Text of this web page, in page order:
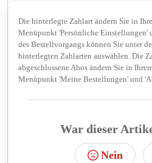
Die hinterlegte Zahlart ändern Sie in
Menüpunkt 'Persönliche Einstellungen'
des Bestellvorgangs können Sie unter
hinterlegten Zahlarten auswählen. Die
abgeschlossene Abos ändern Sie in
Menüpunkt 'Meine Bestellungen' und
War dieser
Nein